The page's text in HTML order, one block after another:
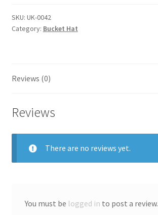
SKU: UK-0042
Category: Bucket Hat
Reviews (0)
Reviews
There are no reviews yet.
You must be logged in to post a review.